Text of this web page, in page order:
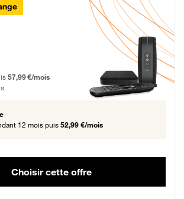
Fibre
12 mois puis 57,99 € par mois, Engagement 12 mois
57,99 €/mois
12 mois puis 52,99 €/mois
Choisir cette offre